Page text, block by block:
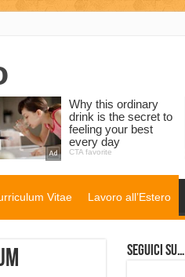
Vitae Lavoro all’Estero
Seguici su…